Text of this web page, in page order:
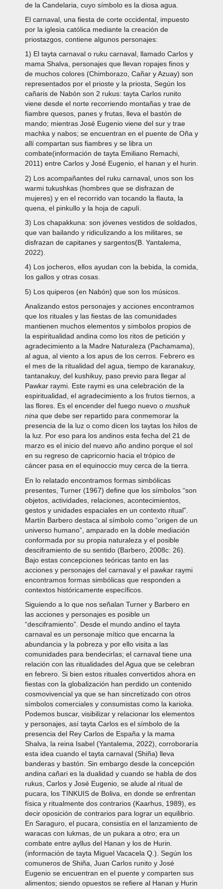
de la Candelaria, cuyo símbolo es la diosa agua.
El carnaval, una fiesta de corte occidental, impuesto
por la iglesia católica mediante la creación de
priostazgos, contiene algunos personajes:
1) El tayta carnaval o ruku carnaval, llamado Carlos y
mama Shalva, personajes que llevan ropajes finos y
de muchos colores (Chimborazo, Cañar y Azuay) son
representados por el prioste y la priosta, Según los
cañaris de Nabón son 2 rukus: tayta Carlos runito
viene desde el norte recorriendo montañas y trae de
fiambre quesos, panes y frutas, lleva el bastón de
mando; mientras José Eugenio viene del sur y trae
machka y nabos; se encuentran en el puente de Oña y
allí compartan sus fiambres y se libra un
combate(información de tayta Emiliano Remachi,
2011) entre Carlos y José Eugenio, el hanan y el hurin.
2) Los acompañantes del ruku carnaval, unos son los
warmi tukushkas (hombres que se disfrazan de
mujeres) y en el recorrido van tocando la flauta, la
quena, el pinkullo y la hoja de capulí.
3) Los chapakkuna: son jóvenes vestidos de soldados,
que van bailando y ridiculizando a los militares, se
disfrazan de capitanes y sargentos(B. Yantalema,
2022).
4) Los jocheros, ellos ayudan con la bebida, la comida,
los gallos y otras cosas.
5) Los quiperos (en Nabón) que son los músicos.
Analizando estos personajes y acciones encontramos
que los rituales y las fiestas de las comunidades
mantienen muchos elementos y símbolos propios de
la espiritualidad andina como los ritos de petición y
agradecimiento a la Madre Naturaleza (Pachamama),
al agua, al viento a los apus de los cerros. Febrero es
el mes de la ritualidad del agua, tiempo de karanakuy,
tantanakuy, del kushikuy, paso previo para llegar al
Pawkar raymi. Este raymi es una celebración de la
espiritualidad, el agradecimiento a los frutos tiernos, a
las flores. Es el encender del fuego nuevo o mushuk
nina que debe ser repartido para conmemorar la
presencia de la luz o como dicen los taytas los hilos de
la luz. Por eso para los andinos esta fecha del 21 de
marzo es el inicio del nuevo año andino porque el sol
en su regreso de capricornio hacia el trópico de
cáncer pasa en el equinoccio muy cerca de la tierra.
En lo relatado encontramos formas simbólicas
presentes, Turner (1967) define que los símbolos “son
objetos, actividades, relaciones, acontecimientos,
gestos y unidades espaciales en un contexto ritual”.
Martín Barbero destaca al símbolo como “origen de un
universo humano”, amparado en la doble mediación
conformada por su propia naturaleza y el posible
desciframiento de su sentido (Barbero, 2008c: 26).
Bajo estas concepciones teóricas tanto en las
acciones y personajes del carnaval y el pawkar raymi
encontramos formas simbólicas que responden a
contextos históricamente específicos.
Siguiendo a lo que nos señalan Turner y Barbero en
las acciones y personajes es posible un
“desciframiento”. Desde el mundo andino el tayta
carnaval es un personaje mítico que encarna la
abundancia y la pobreza y por ello visita a las
comunidades para bendecirlas; el carnaval tiene una
relación con las ritualidades del Agua que se celebran
en febrero. Si bien estos rituales convertidos ahora en
fiestas con la globalización han perdido un contenido
cosmovivencial ya que se han sincretizado con otros
símbolos comerciales y consumistas como la karioka.
Podemos buscar, visibilizar y relacionar los elementos
y personajes, así tayta Carlos es el símbolo de la
presencia del Rey Carlos de España y la mama
Shalva, la reina Isabel (Yantalema, 2022), corroboraría
esta idea cuando el tayta carnaval (Shiña) lleva
banderas y bastón. Sin embargo desde la concepción
andina cañari es la dualidad y cuando se habla de dos
rukus, Carlos y José Eugenio, se alude al ritual de
pucara, los TINKUIS de Boliva, en donde se enfrentan
física y ritualmente dos contrarios (Kaarhus, 1989), es
decir oposición de contrarios para lograr un equilibrio.
En Saraguro, el pucara, consistía en el lanzamiento de
waracas con lukmas, de un pukara a otro; era un
combate entre ayllus del Hanan y los de Hurin.
(información de tayta Miguel Vacacela Q.). Según los
comuneros de Shiña, Juan Carlos runito y José
Eugenio se encuentran en el puente y comparten sus
alimentos; siendo opuestos se refiere al Hanan y Hurin